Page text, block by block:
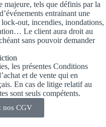
majeure, tels que définis par la
entrainant une
out, incendies, inondations,
Le client aura droit au
sans pouvoir demander
les présentes Conditions
et de vente qui en
En cas de litige relatif au
sont seuls compétents.
nos CGV